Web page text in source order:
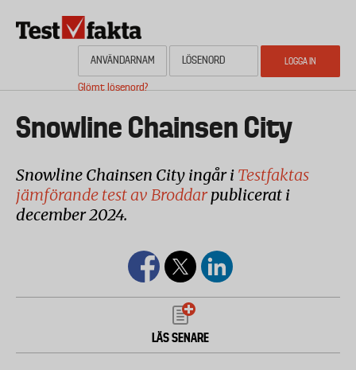
Glömt lösenord?
Media
Snowline Chainsen City
Snowline Chainsen City ingår i Testfaktas
jämförande test av Broddarpublicerat i
december 2024.
LÄS SENARE